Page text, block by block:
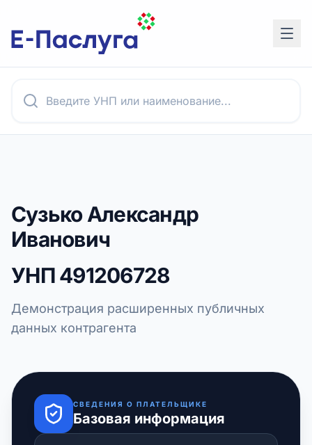
Сузько Александр
Иванович
УНП491206728
Демонстрация расширенных публичных
данных контрагента
СВЕДЕНИЯ О ПЛАТЕЛЬЩИКЕ
Базовая информация